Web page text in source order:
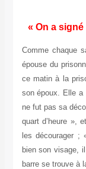
« On a signé
Comme chaque
épouse du
ce matin à la
son époux. Elle
ne fut pas sa
quart d’heure »,
les décourager ;
bien son visage,
barre se trouve à